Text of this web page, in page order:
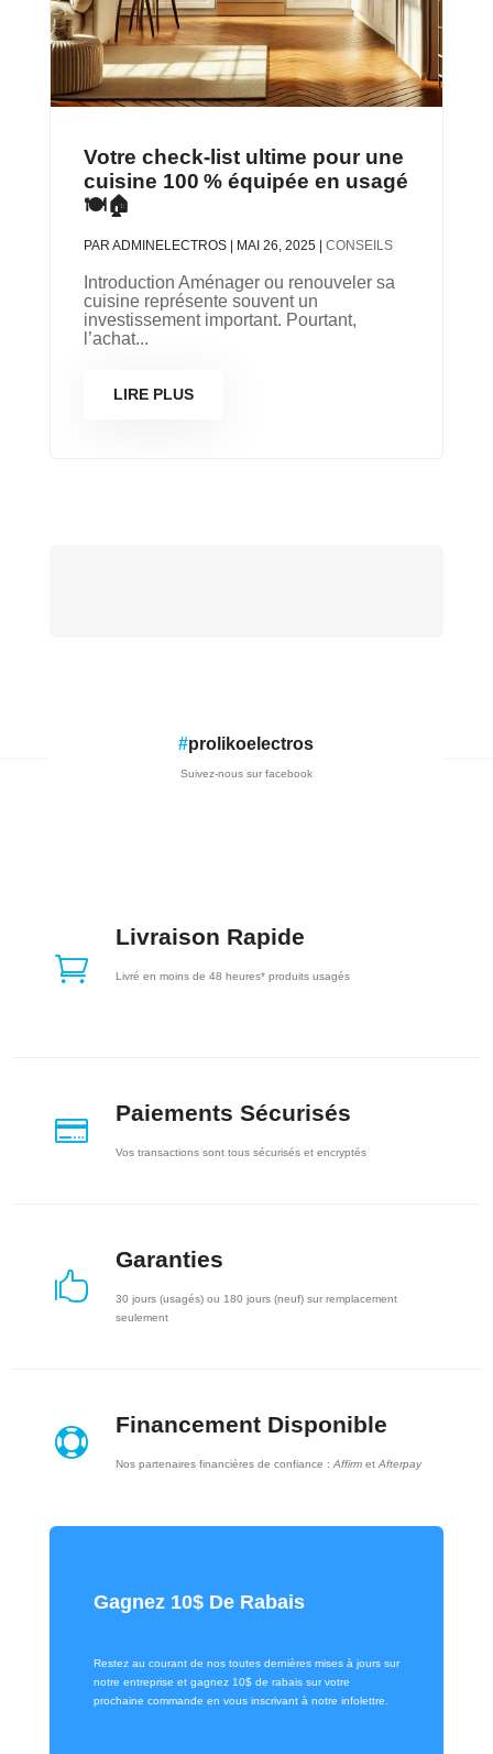
Votre check-list ultime pour une
cuisine 100 % équipée en usagé
🍽️🏠
PAR ADMINELECTROS| MAI 26, 2025| CONSEILS
Introduction Aménager ou renouveler sa
cuisine représente souvent un
investissement important. Pourtant,
l’achat...
LIRE PLUS
#prolikoelectros
Suivez-nous sur facebook

Livraison Rapide
Livré en moins de 48 heures* produits usagés

Paiements Sécurisés
Vos transactions sont tous sécurisés et encryptés

Garanties
30 jours (usagés) ou 180 jours (neuf) sur remplacement
seulement

Financement Disponible
Nos partenaires financières de confiance : AffirmetAfterpay
Gagnez 10$ De Rabais
Restez au courant de nos toutes dernières mises à jours sur
notre entreprise et gagnez 10$ de rabais sur votre
prochaine commande en vous inscrivant à notre infolettre.